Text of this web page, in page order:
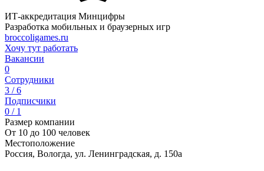
ИТ-аккредитация Минцифры
Разработка мобильных и браузерных игр
broccoligames.ru
Хочу тут работать
Вакансии
0
Сотрудники
3 / 6
Подписчики
0 / 1
Размер компании
От 10 до 100 человек
Местоположение
Россия, Вологда, ул. Ленинградская, д. 150а